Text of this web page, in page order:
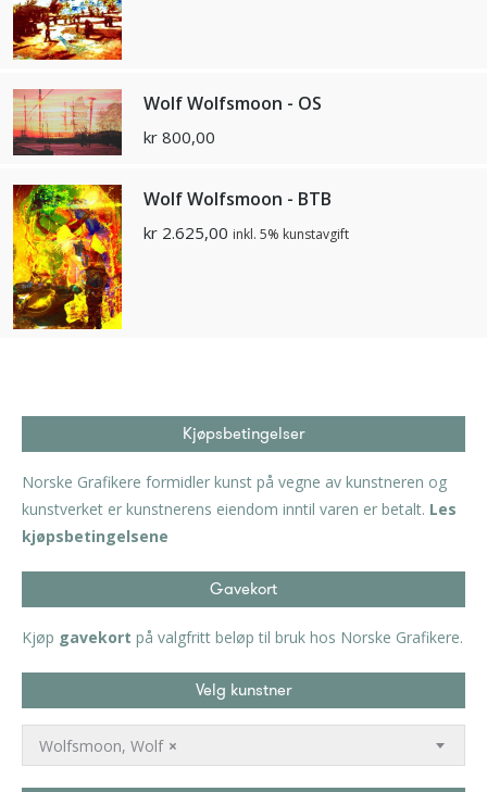
Wolf Wolfsmoon - OS
kr 800,00
Wolf Wolfsmoon - BTB
kr 2.625,00 inkl. 5% kunstavgift
Kjøpsbetingelser
Norske Grafikere formidler kunst på vegne av kunstneren og
kunstverket er kunstnerens eiendom inntil varen er betalt. Les
kjøpsbetingelsene
Gavekort
Kjøp gavekort på valgfritt beløp til bruk hos Norske Grafikere.
Velg kunstner
×
Wolfsmoon, Wolf